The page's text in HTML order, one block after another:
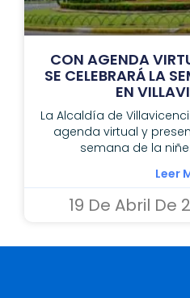
CON AGENDA
SE CELEBRARÁ LA
EN
La Alcaldía de
agenda virtual y
semana de la
Leer
19 De Abril De